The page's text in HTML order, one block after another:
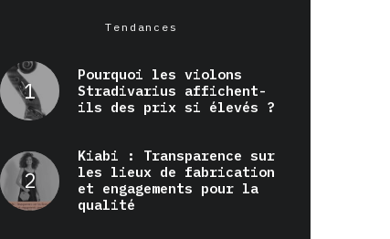
Tendances
Pourquoi les violons
Stradivarius affichent-
ils des prix si élevés ?
Kiabi : Transparence sur
les lieux de fabrication
et engagements pour la
qualité